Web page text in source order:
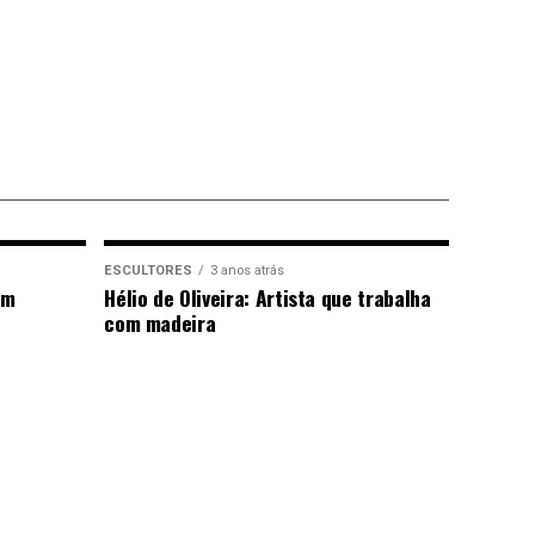
ESCULTORES 3 anos atrás
Hélio de Oliveira: Artista que trabalha
com madeira